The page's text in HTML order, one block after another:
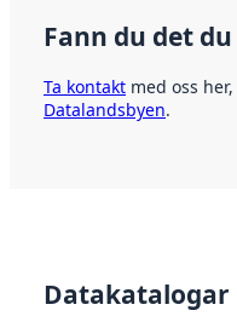
Fann du det
Ta kontakt med oss
Datalandsbyen.
Datakatalogar